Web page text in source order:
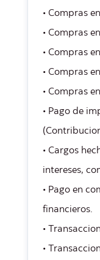
• Compras
• Compras
• Compras
• Compras
• Compras
• Pago de
• Cargos
intereses,
• Pago en
financieros.
•
•